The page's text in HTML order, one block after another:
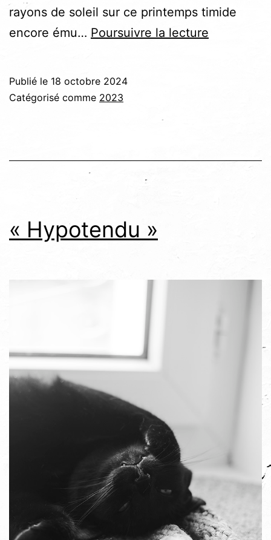
rayons de soleil sur ce printemps timide
encore ému… Poursuivre la lecture
Publié le 18 octobre 2024
Catégorisé comme 2023
« Hypotendu »